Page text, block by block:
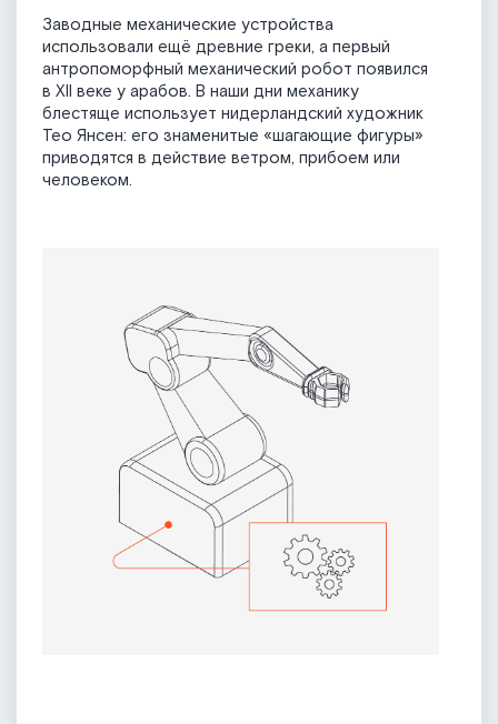
Заводные механические устройства
использовали ещё древние греки, а первый
антропоморфный механический робот появился
в XII веке у арабов. В наши дни механику
блестяще использует нидерландский художник
Тео Янсен: его знаменитые «шагающие фигуры»
приводятся в действие ветром, прибоем или
человеком.